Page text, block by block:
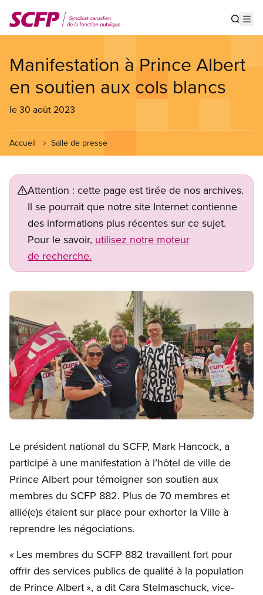
au
contenu
Manifestation à Prince Albert
en soutien aux cols blancs
le 30 août 2023
Accueil Salle de presse
Attention : cette page est tirée de nos archives.
Il se pourrait que notre site Internet contienne
des informations plus récentes sur ce sujet.
Pour le savoir, utilisez notre moteur
de recherche.
Image
Le président national du SCFP, Mark Hancock, a
participé à une manifestation à l’hôtel de ville de
Prince Albert pour témoigner son soutien aux
membres du SCFP 882. Plus de 70 membres et
allié(e)s étaient sur place pour exhorter la Ville à
reprendre les négociations.
« Les membres du SCFP 882 travaillent fort pour
offrir des services publics de qualité à la population
de Prince Albert », a dit Cara Stelmaschuck, vice-